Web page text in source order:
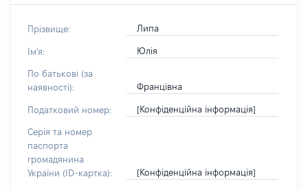
Прізвище: Липа
Ім'я: Юлія
По батькові (за
наявності):
Францівна
Податковий номер: [Конфіденційна інформація]
Серія та номер
паспорта
громадянина
України (ID-картка):
[Конфіденційна інформація]